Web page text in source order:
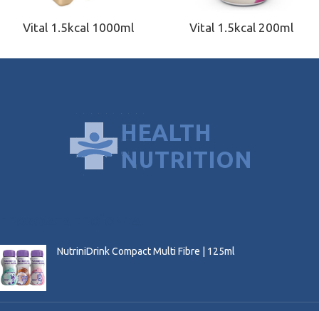
Vital 1.5kcal 1000ml Vital 1.5kcal 200ml
NutriniDrink Compact Multi Fibre | 125ml